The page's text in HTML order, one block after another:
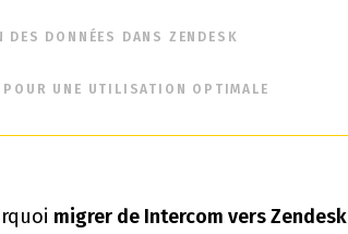
DONNÉES DANS ZENDESK
UNE UTILISATION OPTIMALE
migrer de Intercom vers Zendesk